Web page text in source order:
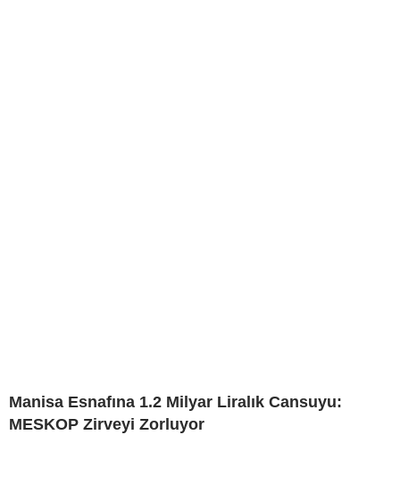
Manisa Esnafına 1.2 Milyar Liralık Cansuyu:
MESKOP Zirveyi Zorluyor